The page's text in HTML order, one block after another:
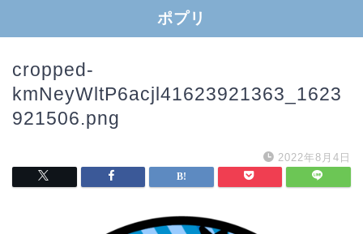
ポプリ
cropped-
kmNeyWltP6acjl41623921363_1623
921506.png
2022年8月4日